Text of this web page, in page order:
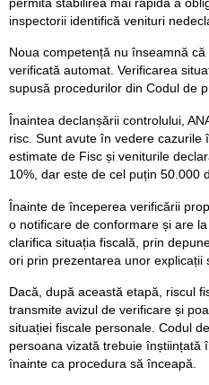
inspectorii identifică venituri
Noua competență nu înseamnă
verificată automat. Verificarea
supusă procedurilor din Codul de
Înaintea declanșării controlului,
risc. Sunt avute în vedere
estimate de Fisc și veniturile
10%, dar este de cel puțin 50.000
Înainte de începerea verificării
o notificare de conformare și are
clarifica situația fiscală, prin
ori prin prezentarea unor explicații
Dacă, după această etapă, riscul
transmite avizul de verificare și
situației fiscale personale. Codul
persoana vizată trebuie înștiințată
înainte ca procedura să înceapă.